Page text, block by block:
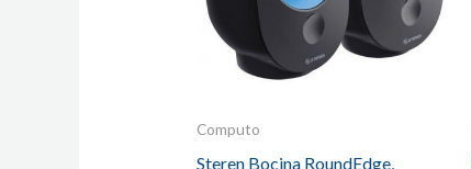
Computo
Steren Bocina RoundEdge,